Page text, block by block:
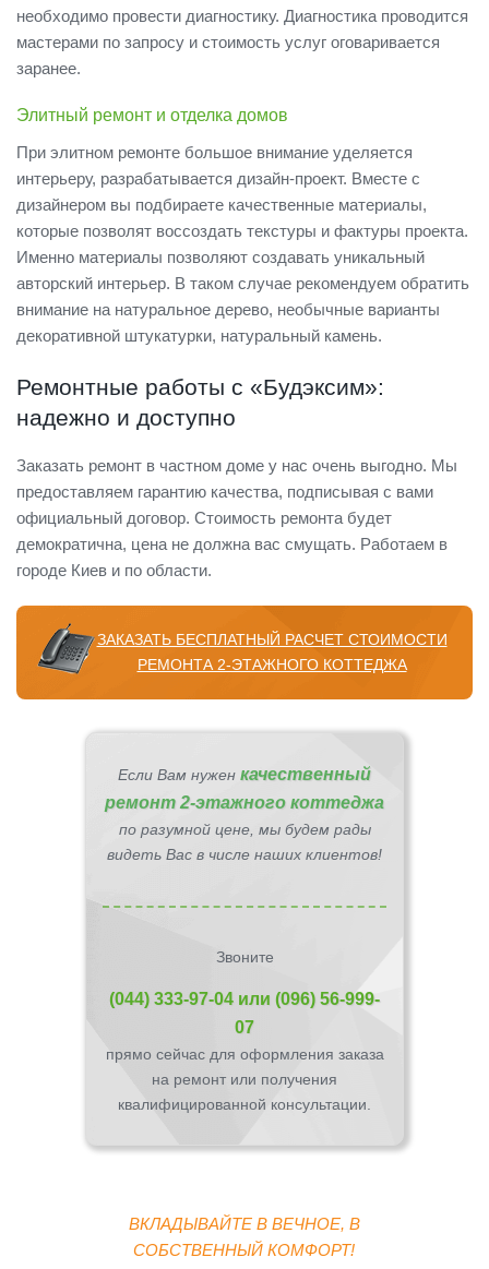
необходимо провести диагностику. Диагностика проводится
мастерами по запросу и стоимость услуг оговаривается
заранее.
Элитный ремонт и отделка домов
При элитном ремонте большое внимание уделяется
интерьеру, разрабатывается дизайн-проект. Вместе с
дизайнером вы подбираете качественные материалы,
которые позволят воссоздать текстуры и фактуры проекта.
Именно материалы позволяют создавать уникальный
авторский интерьер. В таком случае рекомендуем обратить
внимание на натуральное дерево, необычные варианты
декоративной штукатурки, натуральный камень.
Ремонтные работы с «Будэксим»:
надежно и доступно
Заказать ремонт в частном доме у нас очень выгодно. Мы
предоставляем гарантию качества, подписывая с вами
официальный договор. Стоимость ремонта будет
демократична, цена не должна вас смущать. Работаем в
городе Киев и по области.
ЗАКАЗАТЬ БЕСПЛАТНЫЙ РАСЧЕТ СТОИМОСТИ
РЕМОНТА 2-ЭТАЖНОГО КОТТЕДЖА
Если Вам нужен качественный
ремонт 2-этажного коттеджа
по разумной цене, мы будем рады
видеть Вас в числе наших клиентов!
Звоните
(044) 333-97-04 или (096) 56-999-
07
прямо сейчас для оформления заказа
на ремонт или получения
квалифицированной консультации.
ВКЛАДЫВАЙТЕ В ВЕЧНОЕ, В
СОБСТВЕННЫЙ КОМФОРТ!